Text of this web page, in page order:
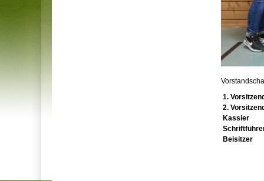
1.
2.
Kassier
Beisitzer